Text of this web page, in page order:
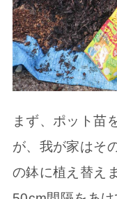
まず、ポット苗
が、我が家はそ
の鉢に植え替え